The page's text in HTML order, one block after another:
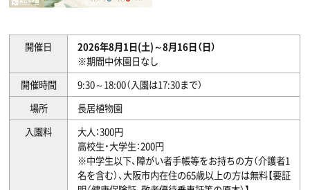
開催日
2026年8月1日(土)～8月16日（日）
※期間中休園日なし
開催時間
9:30～18:00（入園は17:30まで）
場所
長居植物園
入園料
大人：300円
高校生・大学生：200円
※中学生以下、障がい者手帳等をお持ちの方（介護者1
名を含む）、大阪市内在住の65歳以上の方は無料【要証